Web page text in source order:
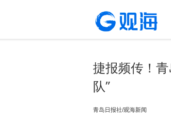
捷报频传！
队”
青岛日报社/观海新闻